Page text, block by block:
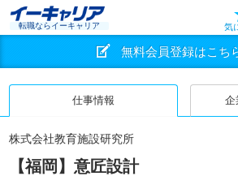
転職ならイーキャリア 気
無料会員登録はこち
仕事情報 企
株式会社教育施設研究所
【福岡】意匠設計